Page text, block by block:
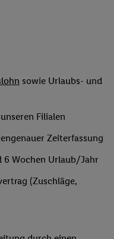
sowie Urlaubs- und
Filialen
Zeiterfassung
6 Wochen Urlaub/Jahr
(Zuschläge,